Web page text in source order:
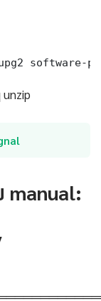
software-
manual: